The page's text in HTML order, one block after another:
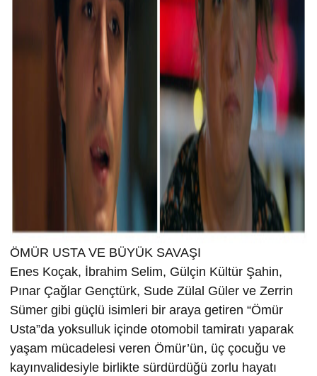
ÖMÜR USTA VE BÜYÜK SAVAŞI
Enes Koçak, İbrahim Selim, Gülçin Kültür Şahin,
Pınar Çağlar Gençtürk, Sude Zülal Güler ve Zerrin
Sümer gibi güçlü isimleri bir araya getiren “Ömür
Usta”da yoksulluk içinde otomobil tamiratı yaparak
yaşam mücadelesi veren Ömür’ün, üç çocuğu ve
kayınvalidesiyle birlikte sürdürdüğü zorlu hayatı